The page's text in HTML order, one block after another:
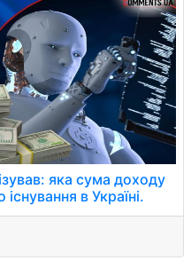
яка сума доходу
в Україні.